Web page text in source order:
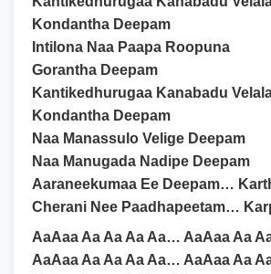
Kondantha Deepam
Intilona Naa Paapa Roopuna
Gorantha Deepam
Kantikedhurugaa Kanabadu
Kondantha Deepam
Naa Manassulo Velige Deepam
Naa Manugada Nadipe Deepam
Aaraneekumaa Ee Deepam…
Cherani Nee Paadhapeetam…
AaAaa Aa Aa Aa Aa… AaAaa Aa
AaAaa Aa Aa Aa Aa… AaAaa Aa